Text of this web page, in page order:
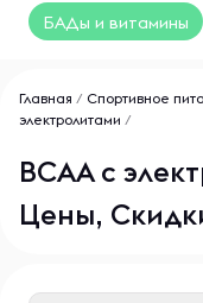
БАДы и витамины
Главная / Спортивное
электролитами /
ВСАА с
Цены,